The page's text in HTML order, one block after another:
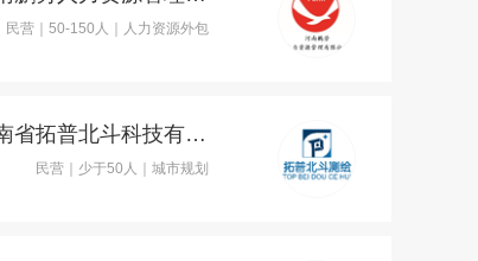
民营｜50-150人｜人力资源外包
河南省拓普北斗科技有限公司
民营｜少于50人｜城市规划